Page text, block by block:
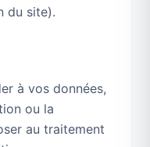
du site).
à vos données,
ou la
au traitement